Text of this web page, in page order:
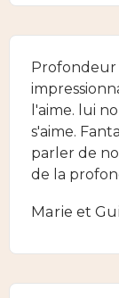
Profondeur
l'aime. lui
s'aime.
parler de
de la
Marie et